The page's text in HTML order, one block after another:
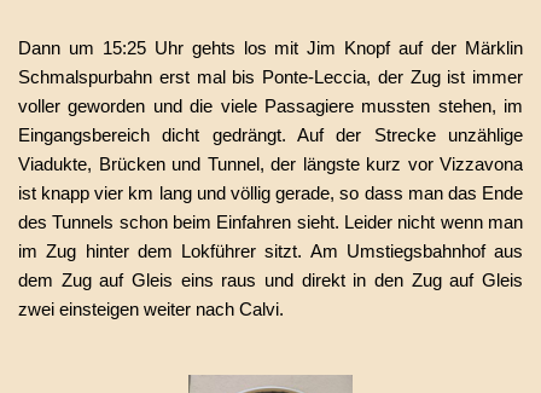
Dann um 15:25 Uhr gehts los mit Jim Knopf auf der Märklin
Schmalspurbahn erst mal bis Ponte-Leccia, der Zug ist immer
voller geworden und die viele Passagiere mussten stehen, im
Eingangsbereich dicht gedrängt. Auf der Strecke unzählige
Viadukte, Brücken und Tunnel, der längste kurz vor Vizzavona
ist knapp vier km lang und völlig gerade, so dass man das Ende
des Tunnels schon beim Einfahren sieht. Leider nicht wenn man
im Zug hinter dem Lokführer sitzt. Am Umstiegsbahnhof aus
dem Zug auf Gleis eins raus und direkt in den Zug auf Gleis
zwei einsteigen weiter nach Calvi.